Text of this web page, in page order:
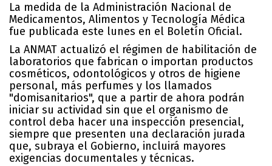
La medida de la Administración Nacional de
Medicamentos, Alimentos y Tecnología Médica
fue publicada este lunes en el Boletín Oficial.
La ANMAT actualizó el régimen de habilitación de
laboratorios que fabrican o importan productos
cosméticos, odontológicos y otros de higiene
personal, más perfumes y los llamados
"domisanitarios", que a partir de ahora podrán
iniciar su actividad sin que el organismo de
control deba hacer una inspección presencial,
siempre que presenten una declaración jurada
que, subraya el Gobierno, incluirá mayores
exigencias documentales y técnicas.